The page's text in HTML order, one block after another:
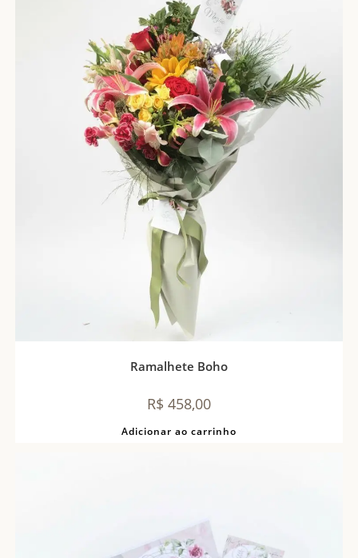
Ramalhete Boho
R$ 458,00
Adicionar ao carrinho